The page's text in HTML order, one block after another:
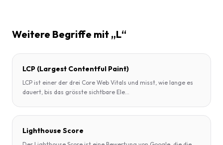
Weitere Begriffe mit „L“
LCP (Largest Contentful Paint)
LCP ist einer der drei Core Web Vitals und misst, wie lange es
dauert, bis das grösste sichtbare Ele
Lighthouse Score